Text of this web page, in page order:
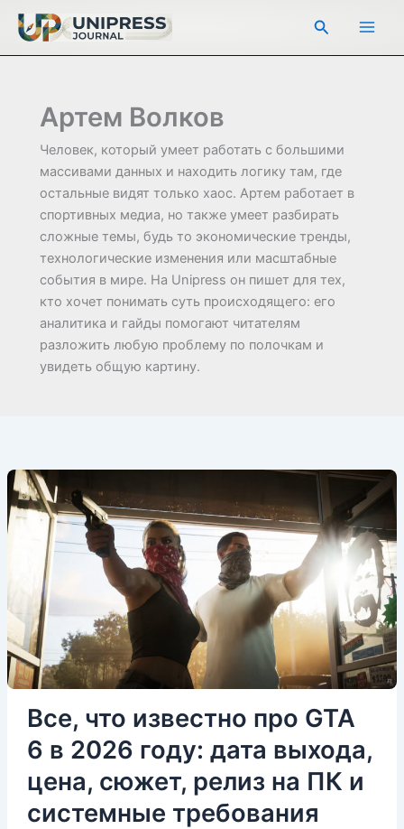
Перейти
содержимому
Поиск
Артем Волков
Человек, который умеет работать с большими
массивами данных и находить логику там, где
остальные видят только хаос. Артем работает в
спортивных медиа, но также умеет разбирать
сложные темы, будь то экономические тренды,
технологические изменения или масштабные
события в мире. На Unipress он пишет для тех,
кто хочет понимать суть происходящего: его
аналитика и гайды помогают читателям
разложить любую проблему по полочкам и
увидеть общую картину.
Все, что известно про GTA
6 в 2026 году: дата выхода,
цена, сюжет, релиз на ПК и
системные требования